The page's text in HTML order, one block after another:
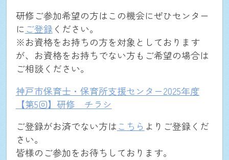
NEWS
仕事を探す
個人・法人向け新規登録
お問合せ(求職者の方用)
研修ご参加希望の方はこの機会にぜひセンター
に ご登録 ください。
※お資格をお持ちの方を対象としております
が、お資格をお持ちでない方もご希望の場合は
ご相談ください。
神戸市保育士・保育所支援センター2025年度
【第5回】研修 チラシ
ご登録がお済でない方は こちら よりご登録くだ
さい。
皆様のご参加をお待ちしております。